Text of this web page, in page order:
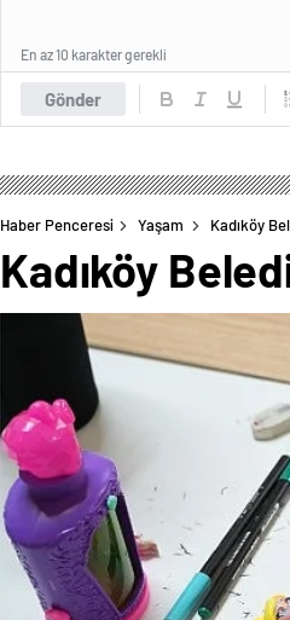
Gönder
En az 10 karakter gerekli
Haber Penceresi Yaşam Kadıköy
Kadıköy